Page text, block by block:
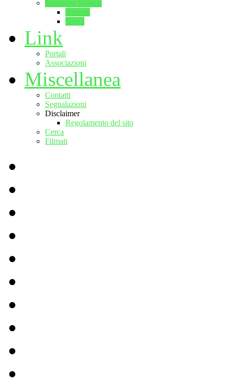
Link
Portali
Associazioni
Miscellanea
Contatti
Segnalazioni
Disclaimer
Regolamento del sito
Cerca
Filmati